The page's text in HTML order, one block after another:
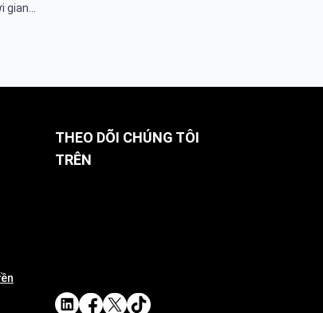
gian…
THEO DÕI CHÚNG TÔI
TRÊN